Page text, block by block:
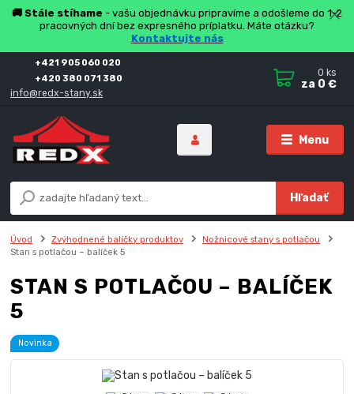
🚚 Stále stíhame - vašu objednávku pripravíme a odošleme do 1-2
pracovných dní bez expresného príplatku. Máte otázku?
Kontaktujte nás
Menu
Hľadať
+421 905 060 020
+420 380 071 380
info@redx-stany.sk
0 ks
za 0 €
Úvod Zvýhodnené balíčky produktov
Nožnicové stany s potlačou
Stan s potlačou – balíček 5
STAN S POTLAČOU – BALÍČEK
5
Novinka